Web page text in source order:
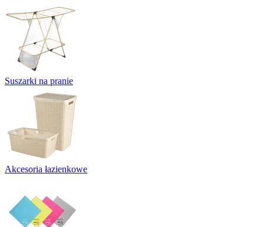
Suszarki na pranie
Akcesoria łazienkowe